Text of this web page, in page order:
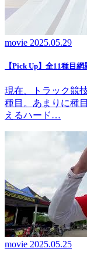
movie 2025.05.29
【Pick Up】全11種目
現在、トラック競
種目。あまりに種
えるハード…
movie 2025.05.25